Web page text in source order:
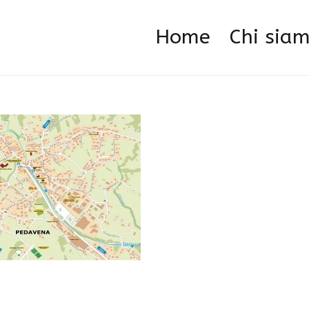
Home Chi Home